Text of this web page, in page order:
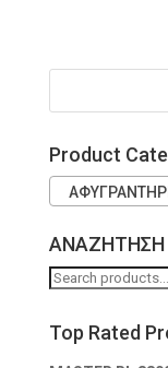
Product
ΑΝΑΖΗΤΗΣΗ
Search
Top Rated